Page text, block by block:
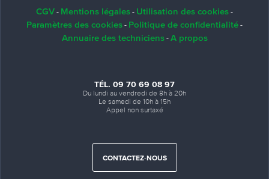
CGV - Mentions légales - Utilisation des cookies -
Paramètres des cookies - Politique de confidentialité -
Annuaire des techniciens- A propos
TÉL. 09 70 69 08 97
Du lundi au vendredi de 8h à 20h
Le samedi de 10h à 15h
Appel non surtaxé
CONTACTEZ-NOUS